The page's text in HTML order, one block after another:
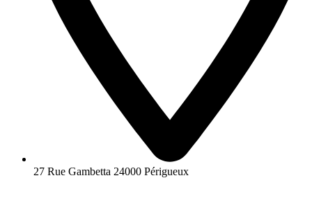
27 Rue Gambetta 24000 Périgueux